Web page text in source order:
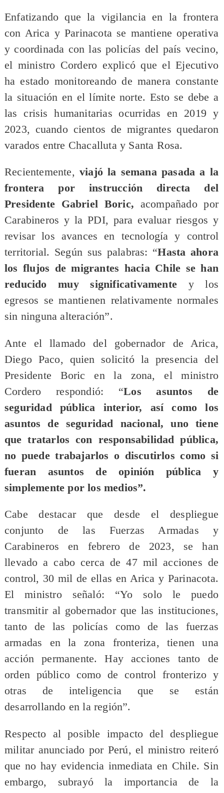
Enfatizando que la vigilancia en la frontera
con Arica y Parinacota se mantiene operativa
y coordinada con las policías del país vecino,
el ministro Cordero explicó que el Ejecutivo
ha estado monitoreando de manera constante
la situación en el límite norte. Esto se debe a
las crisis humanitarias ocurridas en 2019 y
2023, cuando cientos de migrantes quedaron
varados entre Chacalluta y Santa Rosa.
Recientemente, viajó la semana pasada a la
frontera por instrucción directa del
Presidente Gabriel Boric, acompañado por
Carabineros y la PDI, para evaluar riesgos y
revisar los avances en tecnología y control
territorial. Según sus palabras: “Hasta ahora
los flujos de migrantes hacia Chile se han
reducido muy significativamente y los
egresos se mantienen relativamente normales
sin ninguna alteración”.
Ante el llamado del gobernador de Arica,
Diego Paco, quien solicitó la presencia del
Presidente Boric en la zona, el ministro
Cordero respondió: “Los asuntos de
seguridad pública interior, así como los
asuntos de seguridad nacional, uno tiene
que tratarlos con responsabilidad pública,
no puede trabajarlos o discutirlos como si
fueran asuntos de opinión pública y
simplemente por los medios”.
Cabe destacar que desde el despliegue
conjunto de las Fuerzas Armadas y
Carabineros en febrero de 2023, se han
llevado a cabo cerca de 47 mil acciones de
control, 30 mil de ellas en Arica y Parinacota.
El ministro señaló: “Yo solo le puedo
transmitir al gobernador que las instituciones,
tanto de las policías como de las fuerzas
armadas en la zona fronteriza, tienen una
acción permanente. Hay acciones tanto de
orden público como de control fronterizo y
otras de inteligencia que se están
desarrollando en la región”.
Respecto al posible impacto del despliegue
militar anunciado por Perú, el ministro reiteró
que no hay evidencia inmediata en Chile. Sin
embargo, subrayó la importancia de la